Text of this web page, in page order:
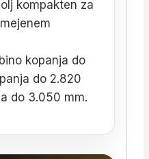
kompakten za
kopanja do
do 2.820
do 3.050 mm.